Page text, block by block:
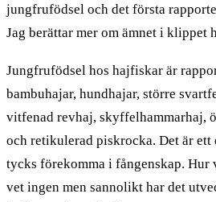
jungfrufödsel och det första
Jag berättar mer om ämnet i klippet
Jungfrufödsel hos hajfiskar är
bambuhajar, hundhajar, större
vitfenad revhaj, skyffelhammarhaj,
och retikulerad piskrocka. Det är ett
tycks förekomma i fångenskap.
vet ingen men sannolikt har det